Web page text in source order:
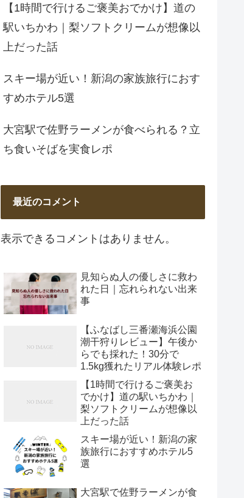
【1時間で行けるご褒美おでかけ】道の
駅いちかわ｜梨ソフトクリームが想像以
上だった話
スキー場が近い！新潟の家族旅行におす
すめホテル5選
大宮駅で佐野ラーメンが食べられる？立
ち食いそばを実食レポ
最近のコメント
表示できるコメントはありません。
見知らぬ人の優しさに救わ
れた日｜忘れられない出来
事
【ふなばし三番瀬海浜公園
潮干狩りレビュー】午後か
らでも採れた！30分で
1.5kg獲れたリアル体験レポ
【1時間で行けるご褒美お
でかけ】道の駅いちかわ｜
梨ソフトクリームが想像以
上だった話
スキー場が近い！新潟の家
族旅行におすすめホテル5
選
大宮駅で佐野ラーメンが食